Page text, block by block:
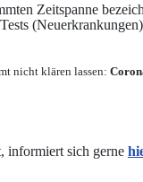
Zeitspanne
nicht klären lassen:
informiert sich gerne